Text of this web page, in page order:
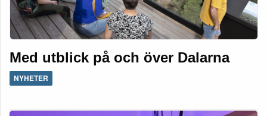
Med utblick på och över Dalarna
NYHETER